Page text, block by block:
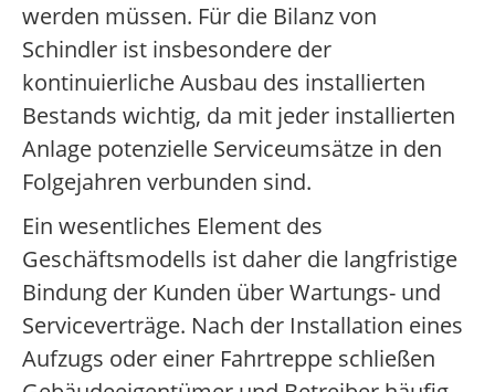
werden müssen. Für die Bilanz von
Schindler ist insbesondere der
kontinuierliche Ausbau des installierten
Bestands wichtig, da mit jeder installierten
Anlage potenzielle Serviceumsätze in den
Folgejahren verbunden sind.
Ein wesentliches Element des
Geschäftsmodells ist daher die langfristige
Bindung der Kunden über Wartungs- und
Serviceverträge. Nach der Installation eines
Aufzugs oder einer Fahrtreppe schließen